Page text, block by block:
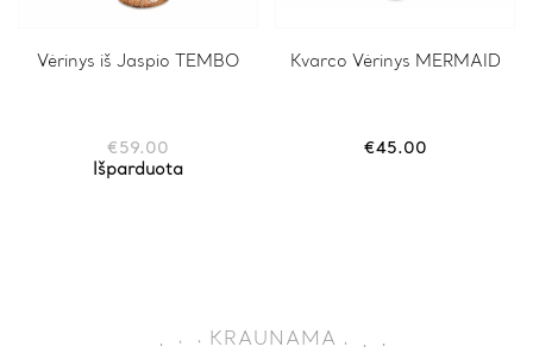
Vėrinys iš Jaspio TEMBO
€ 59.00
Išparduota
Kvarco Vėrinys MERMAID
€45.00
. . KRAUNAMA . .